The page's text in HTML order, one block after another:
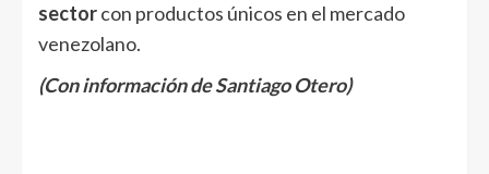
sectorcon productos únicos en el mercado
venezolano.
(Con información de Santiago Otero)